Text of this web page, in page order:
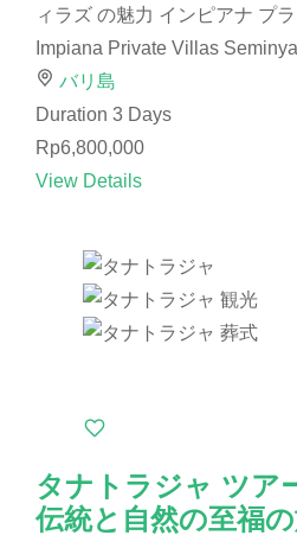
ィラズ の魅力 インピアナ プ
Impiana Private Villas
バリ島
Duration 3 Days
Rp6,800,000
View Details
タナトラジャ ツア
伝統と自然の至福の